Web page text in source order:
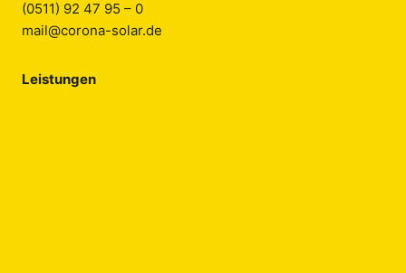
(0511) 92 47 95 – 0
mail@corona-solar.de
Leistungen